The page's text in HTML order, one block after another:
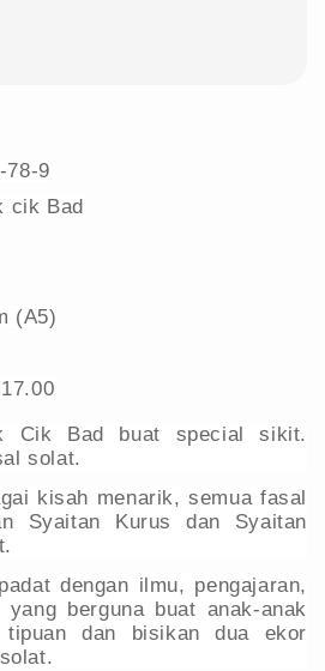
78-9
cik Bad
(A5)
Cik Bad buat special sikit.
solat.
kisah menarik, semua fasal
Syaitan Kurus dan Syaitan
dengan ilmu, pengajaran,
berguna buat anak-anak
tipuan dan bisikan dua ekor